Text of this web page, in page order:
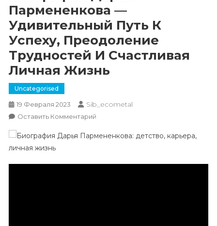
Пармененкова —
Удивительный Путь К
Успеху, Преодоление
Трудностей И Счастливая
Личная Жизнь
Uncategorised
19 Февраля 2023 Sib_ecometal
Оставить КомментарийК
Дарья